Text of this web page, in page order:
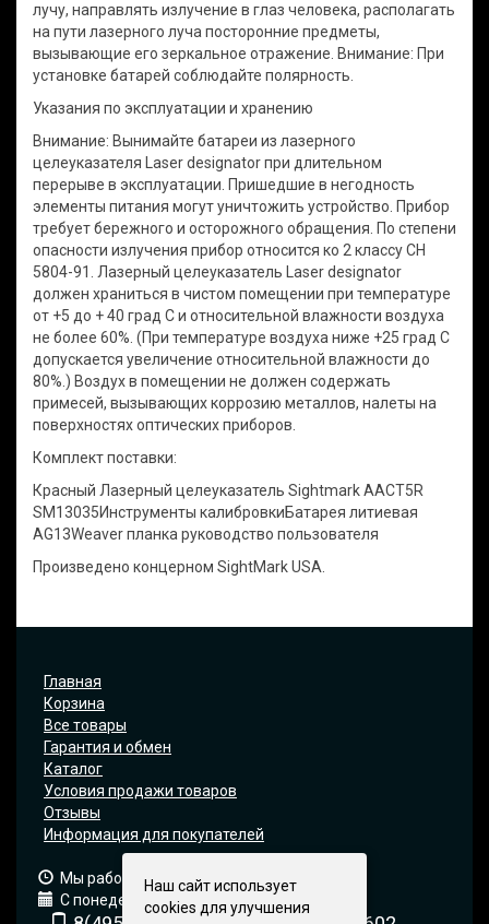
лучу, направлять излучение в глаз человека, располагать
на пути лазерного луча посторонние предметы,
вызывающие его зеркальное отражение. Внимание: При
установке батарей соблюдайте полярность.
Указания по эксплуатации и хранению
Внимание: Вынимайте батареи из лазерного
целеуказателя Laser designator при длительном
перерыве в эксплуатации. Пришедшие в негодность
элементы питания могут уничтожить устройство. Прибор
требует бережного и осторожного обращения. По степени
опасности излучения прибор относится ко 2 классу СН
5804-91. Лазерный целеуказатель Laser designator
должен храниться в чистом помещении при температуре
от +5 до + 40 град С и относительной влажности воздуха
не более 60%. (При температуре воздуха ниже +25 град С
допускается увеличение относительной влажности до
80%.) Воздух в помещении не должен содержать
примесей, вызывающих коррозию металлов, налеты на
поверхностях оптических приборов.
Комплект поставки:
Красный Лазерный целеуказатель Sightmark AACT5R
SM13035Инструменты калибровкиБатарея литиевая
AG13Weaver планка руководство пользователя
Произведено концерном SightMark USA.
Главная
Корзина
Все товары
Гарантия и обмен
Каталог
Условия продажи товаров
Отзывы
Информация для покупателей
Мы работаем: 9:00 — 19:00 (МСК)
С понедельника по пятницу
Наш сайт использует
cookies для улучшения